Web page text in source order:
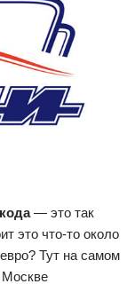
— это так
это что-то около
Тут на самом